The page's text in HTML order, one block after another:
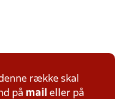
række skal
på mail eller på